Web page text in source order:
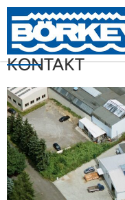
KONTAKT